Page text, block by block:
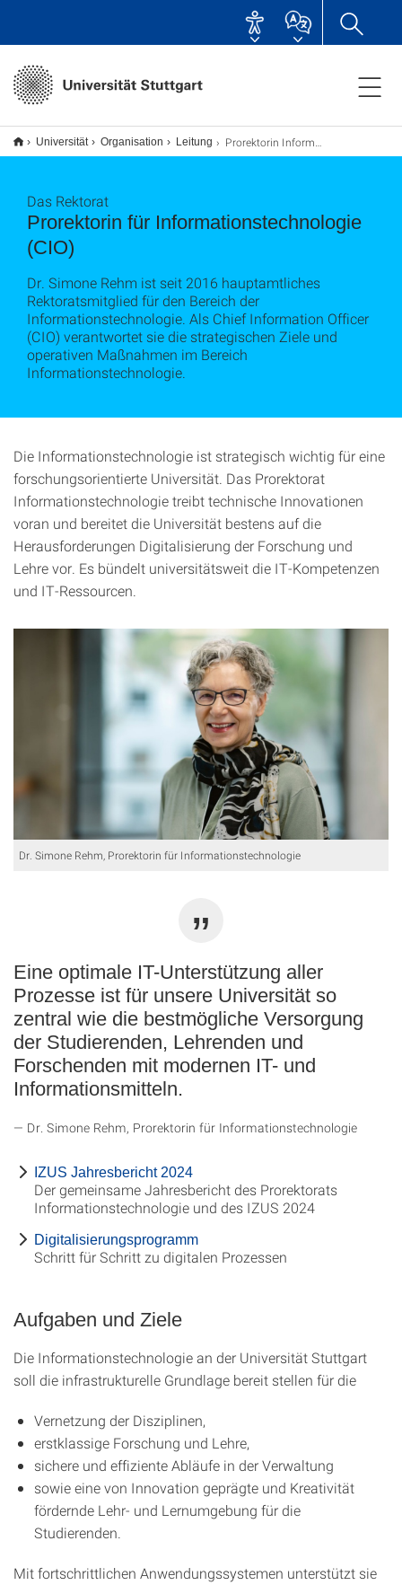
Universität Organisation Leitung Prorektorin Informationstechnologie
Prorektorin für Informationstechnologie
(CIO)
Das Rektorat
Dr. Simone Rehm ist seit 2016 hauptamtliches
Rektoratsmitglied für den Bereich der
Informationstechnologie. Als Chief Information Officer
(CIO) verantwortet sie die strategischen Ziele und
operativen Maßnahmen im Bereich
Informationstechnologie.
Die Informationstechnologie ist strategisch wichtig für eine
forschungsorientierte Universität. Das Prorektorat
Informationstechnologie treibt technische Innovationen
voran und bereitet die Universität bestens auf die
Herausforderungen Digitalisierung der Forschung und
Lehre vor. Es bündelt universitätsweit die IT-Kompetenzen
und IT-Ressourcen.
Dr. Simone Rehm, Prorektorin für Informationstechnologie
Eine optimale IT-Unterstützung aller
Prozesse ist für unsere Universität so
zentral wie die bestmögliche Versorgung
der Studierenden, Lehrenden und
Forschenden mit modernen IT- und
Informationsmitteln.
Dr. Simone Rehm, Prorektorin für Informationstechnologie
IZUS Jahresbericht 2024
Der gemeinsame Jahresbericht des Prorektorats
Informationstechnologie und des IZUS 2024
Digitalisierungsprogramm
Schritt für Schritt zu digitalen Prozessen
Aufgaben und Ziele
Die Informationstechnologie an der Universität Stuttgart
soll die infrastrukturelle Grundlage bereit stellen für die
Vernetzung der Disziplinen,
erstklassige Forschung und Lehre,
sichere und effiziente Abläufe in der Verwaltung
sowie eine von Innovation geprägte und Kreativität
fördernde Lehr- und Lernumgebung für die
Studierenden.
Mit fortschrittlichen Anwendungssystemen unterstützt sie